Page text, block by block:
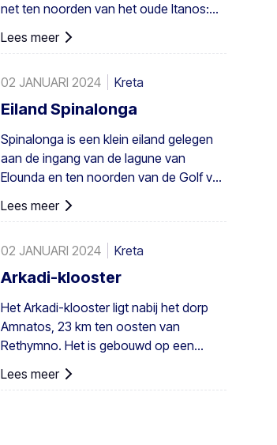
net ten noorden van het oude Itanos:
28 km van Sitia, 8 km van Palaikastro en
6 km van Toplou via hun respectieve
acres) en bestaat uit inheemse
Theophrastus-palmen – de grootste
kolonie niet alleen in Griekenland maar
ook in heel Europa. Een voldoende
groot bestand bestaat in Preveli, met
kleinere groepen elders, bijvoorbeeld bij
Agios Nikitas. De palm komt ook hier en
daar voor op de zuidwestelijke Egeïsche
Lees meer
02 JANUARI 2024 Kreta
Eiland Spinalonga
Spinalonga is een klein eiland gelegen
aan de ingang van de lagune van
Elounda en ten noorden van de Golf van
Lees meer
02 JANUARI 2024 Kreta
Arkadi-klooster
Het Arkadi-klooster ligt nabij het dorp
Amnatos, 23 km ten oosten van
Rethymno. Het is gebouwd op een
hoogte van 500 m, op een vruchtbare ...
Lees meer